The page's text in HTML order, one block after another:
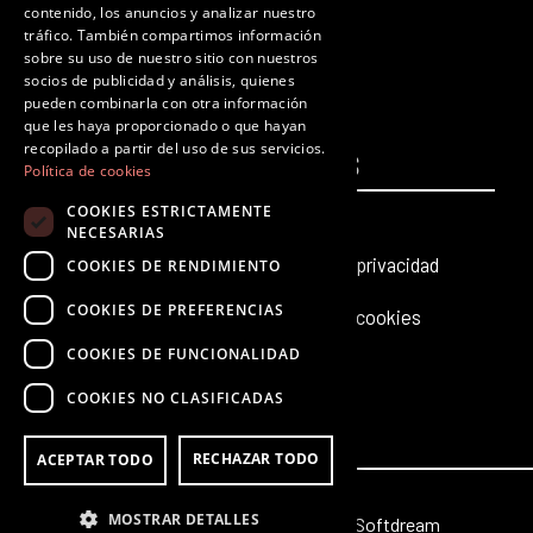
panorama cultural existente.
F
a
c
e
b
o
k
T
w
i
t
t
r
I
n
s
t
a
r
m
Y
o
u
t
u
e
L
i
n
k
e
i
T
k
o
PÁGINAS
Inicio
Producciones teatrales
Últimas noticias
Contacto
LEGALES
Aviso legal
Política de privacidad
Política de cookies
© 2026 Octubre | Web creada por Softdream
contenido, los anuncios y analizar nuestro
tráfico. También compartimos información
sobre su uso de nuestro sitio con nuestros
socios de publicidad y análisis, quienes
pueden combinarla con otra información
que les haya proporcionado o que hayan
recopilado a partir del uso de sus servicios.
Política de cookies
COOKIES ESTRICTAMENTE
NECESARIAS
COOKIES DE RENDIMIENTO
COOKIES DE PREFERENCIAS
COOKIES DE FUNCIONALIDAD
COOKIES NO CLASIFICADAS
ACEPTAR TODO RECHAZAR TODO
MOSTRAR DETALLES